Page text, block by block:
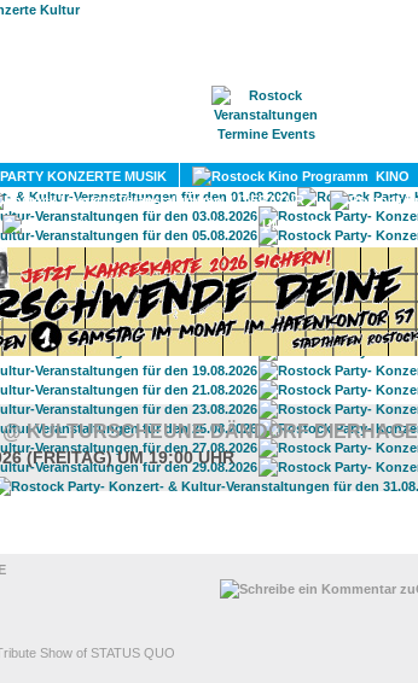
PARTY KONZERTE MUSIK KINO
LITERATUR
UMLAND
@ KULTURSCHEUNE DÄNDORF
(FREITAG) UM 19:00 UHR
Show of STATUS QUO